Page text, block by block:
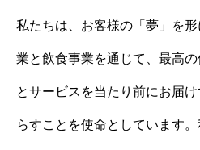
私たちは、お客様の「夢」を
業と飲食事業を通じて、最高
とサービスを当たり前にお届
らすことを使命としています